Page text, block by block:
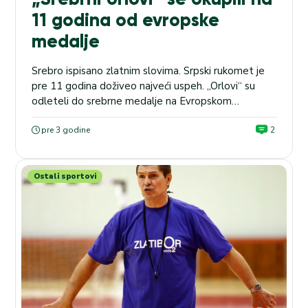
11 godina od evropske
medalje
Srebro ispisano zlatnim slovima. Srpski rukomet je
pre 11 godina doživeo najveći uspeh. „Orlovi“ su
odleteli do srebrne medalje na Evropskom
prvenstvu održanom u našoj zemlji. EVROPSKO
PRVENSTVO U19: Kvota na pobedu Španije protiv
21:00. Nekada golmani, bekovi, krila i pivoti, sada
treneri, direktori, privatnici, potpredsednici...
pre 3 godine 2
Ostali sportovi